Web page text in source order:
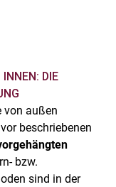
DIE
von außen
beschriebenen
bzw.
sind in der